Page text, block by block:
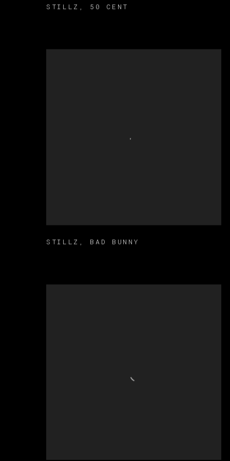
STILLZ , 50 CENT
STILLZ , BAD BUNNY